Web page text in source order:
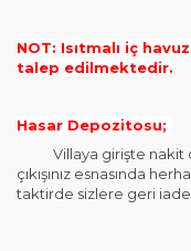
NOT: Isıtmalı iç
talep edilmektedir.
Hasar Depozitosu;
Villaya girişte nakit
çıkışınız esnasında
taktirde sizlere geri iade